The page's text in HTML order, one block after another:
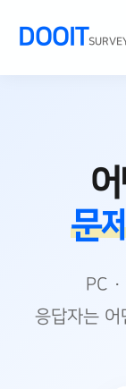
DOOIT
문
PC
응답자는 어